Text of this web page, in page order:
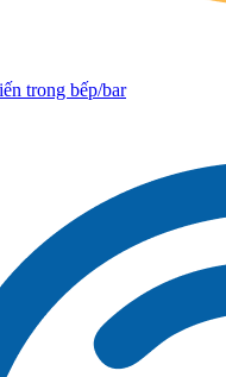
trong bếp/bar